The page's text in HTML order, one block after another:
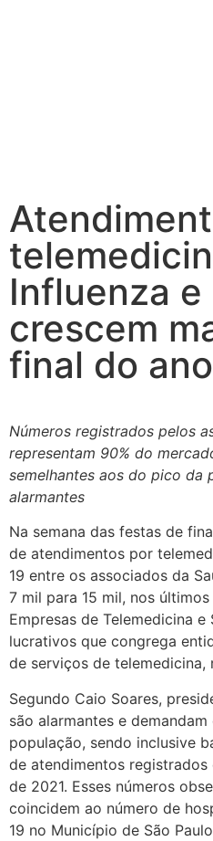
Influenza e
crescem
final do ano
Números registrados pelos
representam 90% do
semelhantes aos do pico da
alarmantes
Na semana das festas de
de atendimentos por
19 entre os associados da
7 mil para 15 mil, nos
Empresas de Telemedicina e
lucrativos que congrega
de serviços de telemedicina,
Segundo Caio Soares,
são alarmantes e
população, sendo inclusive
de atendimentos registrados
de 2021. Esses números
coincidem ao número de
19 no Município de São